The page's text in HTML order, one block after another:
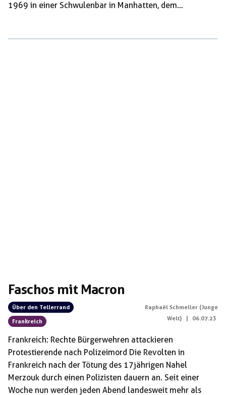
1969 in einer Schwulenbar in Manhatten, dem
Faschos mit Macron
Über den Tellerrand
Frankreich
Raphaël Schmeller (Junge
Welt)
06.07.23
Frankreich: Rechte Bürgerwehren attackieren
Protestierende nach Polizeimord Die Revolten in
Frankreich nach der Tötung des 17jährigen Nahel
Merzouk durch einen Polizisten dauern an. Seit einer
Woche nun werden jeden Abend landesweit mehr als